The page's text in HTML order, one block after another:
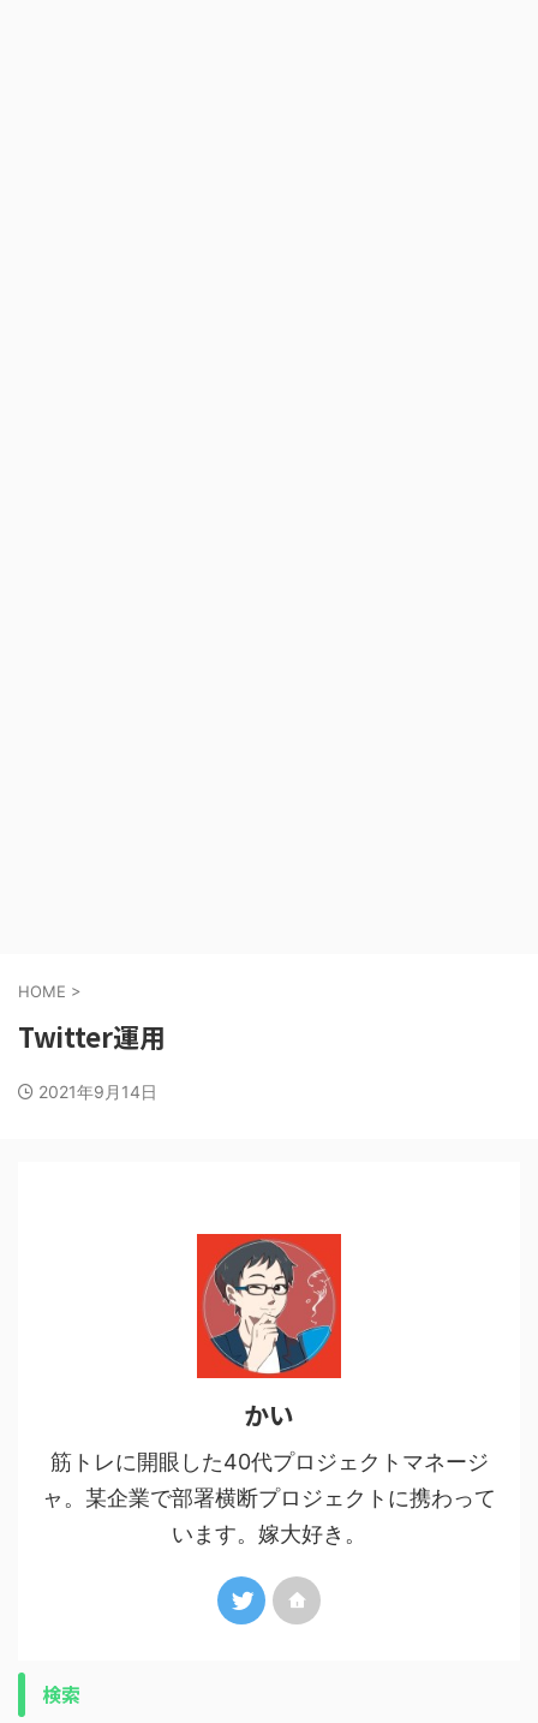
HOME >
Twitter運用
2021年9月14日
かい
筋トレに開眼した40代プロジェクトマネージ
ャ。某企業で部署横断プロジェクトに携わって
います。嫁大好き。
検索